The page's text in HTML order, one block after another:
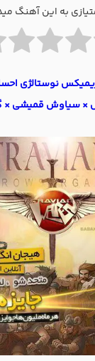
به این آهنگ
نوستالژی
× سیاوش قمیشی